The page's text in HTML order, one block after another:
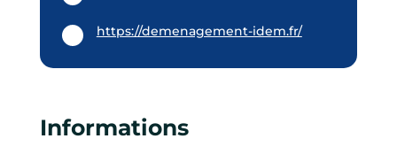
https://demenagement-idem.fr/
Informations